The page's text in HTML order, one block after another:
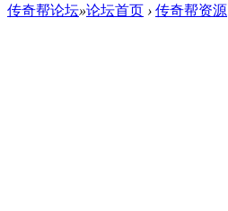
传奇帮论坛»论坛首页 › 传奇帮资源